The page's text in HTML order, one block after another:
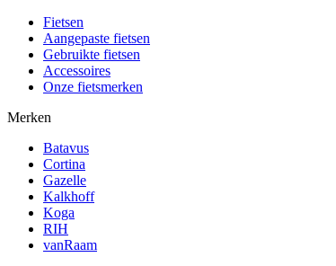
Fietsen
Aangepaste fietsen
Gebruikte fietsen
Accessoires
Onze fietsmerken
Merken
Batavus
Cortina
Gazelle
Kalkhoff
Koga
RIH
vanRaam